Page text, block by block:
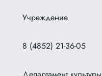
Учреждение
8 (4852) 21-36-05